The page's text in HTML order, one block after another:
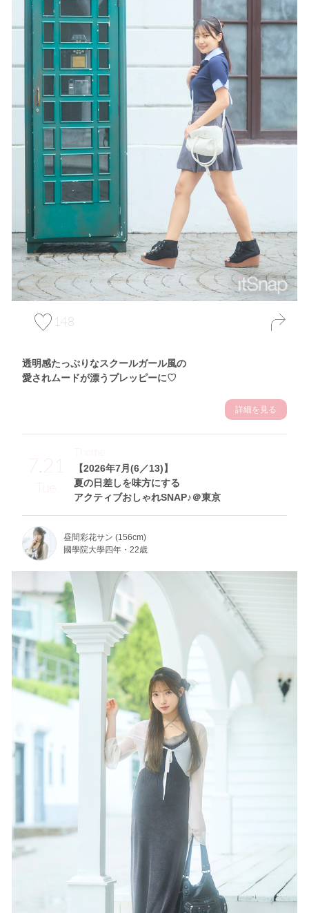
148
透明感たっぷりなスクールガール風の
愛されムードが漂うプレッピーに♡
詳細を見る
7.21
Tue
【2026年7月(6／13)】
夏の日差しを味方にする
アクティブおしゃれSNAP♪＠東京
Theme
昼間彩花サン (156cm)
國學院大學四年・22歳